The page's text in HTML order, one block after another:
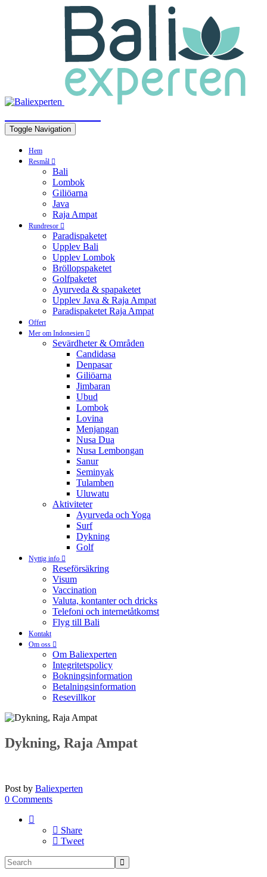
Toggle Navigation
Hem
Resmål
Bali
Lombok
Giliöarna
Java
Raja Ampat
Rundresor
Paradispaketet
Upplev Bali
Upplev Lombok
Bröllopspaketet
Golfpaketet
Ayurveda & spapaketet
Upplev Java & Raja Ampat
Paradispaketet Raja Ampat
Offert
Mer om Indonesien
Sevärdheter & Områden
Candidasa
Denpasar
Giliöarna
Jimbaran
Ubud
Lombok
Lovina
Menjangan
Nusa Dua
Nusa Lembongan
Sanur
Seminyak
Tulamben
Uluwatu
Aktiviteter
Ayurveda och Yoga
Surf
Dykning
Golf
Nyttig info
Reseförsäkring
Visum
Vaccination
Valuta, kontanter och dricks
Telefoni och internetåtkomst
Flyg till Bali
Kontakt
Om oss
Om Baliexperten
Integritetspolicy
Bokningsinformation
Betalningsinformation
Resevillkor
Dykning, Raja Ampat
Post by Baliexperten
0 Comments
Share
Tweet